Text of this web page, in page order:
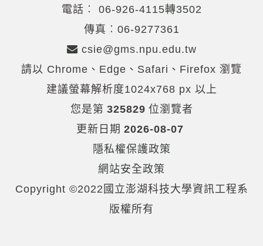
電話︰ 06-926-4115轉3502
傳真︰06-9277361
csie@gms.npu.edu.tw
請以 Chrome、Edge、Safari、Firefox 瀏覽
建議螢幕解析度1024x768 px 以上
您是第 325829 位瀏覽者
更新日期 2026-08-07
隱私權保護政策
網站安全政策
Copyright ©2022國立澎湖科技大學資訊工程系
版權所有